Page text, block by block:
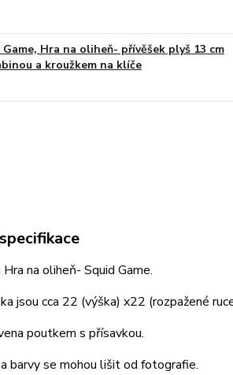
Game, Hra na oliheň- přívěšek plyš 13 cm
a kroužkem na klíče
na oliheň- Squid Game.
jsou cca 22 (výška) x22 (rozpažené
poutkem s přísavkou.
barvy se mohou lišit od fotografie.